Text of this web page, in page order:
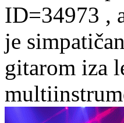
ID=34973 ,
je
gitarom iza